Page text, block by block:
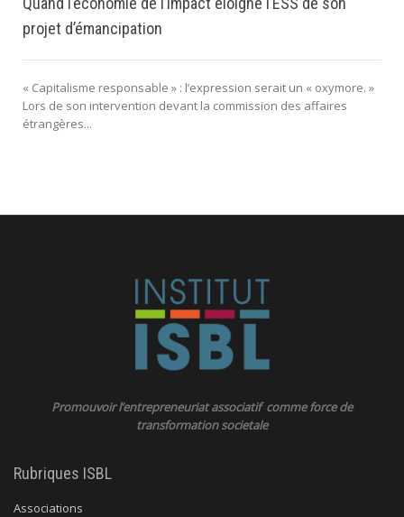
projet d’émancipation
« Capitalisme responsable » : l’expression serait un « oxymore. »
Lors de son intervention devant la commission des affaires
étrangères...
Promouvoir l’entrepreneuriat associatif comme force de
transformation societale
Rubriques ISBL
Associations